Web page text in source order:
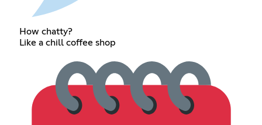
How chatty?
Like a chill coffee shop